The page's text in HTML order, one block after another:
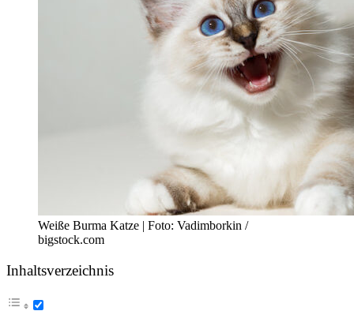
Weiße Burma Katze | Foto: Vadimborkin /
bigstock.com
Inhaltsverzeichnis